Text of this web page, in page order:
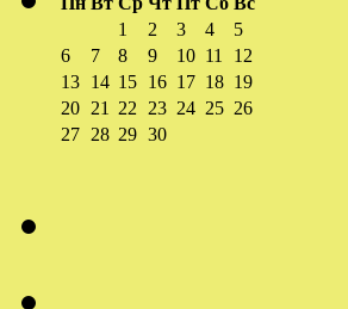
1
2 3 4
5
6
7 8 9 10 11
12
13 14 15 16 17 18 19
20 21 22 23 24 25 26
27 28 29 30